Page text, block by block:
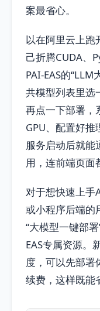
案最省心。
以在阿里云上跑
己折腾CUDA、
PAI-EAS的
共模型列表里选
再点一下部署，
GPU、配置好推
服务启动后就能
用，连前端页面
对于想快速上手
或小程序后端的
“大模型一键部
EAS专属资源。
度，可以先部署
续费，这样既能